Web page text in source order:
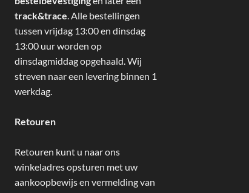
track&trace . Alle bestellingen
tussen vrijdag 13:00 en dinsdag
13:00 uur worden op
dinsdagmiddag opgehaald. Wij
streven naar een levering binnen 1
werkdag.
Retouren
Retouren kunt u naar ons
winkeladres opsturen met uw
aankoopbewijs en vermelding van